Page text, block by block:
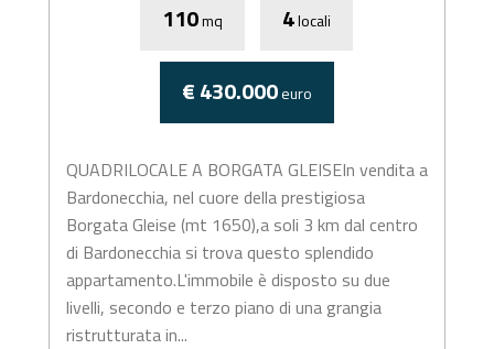
110mq 4locali
€ 430.000euro
QUADRILOCALE A BORGATA GLEISEIn vendita a
Bardonecchia, nel cuore della prestigiosa
Borgata Gleise (mt 1650),a soli 3 km dal centro
di Bardonecchia si trova questo splendido
appartamento.L'immobile è disposto su due
livelli, secondo e terzo piano di una grangia
ristrutturata in...